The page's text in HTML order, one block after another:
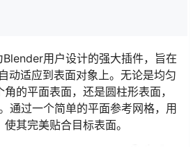
用户设计的强大插件，旨在
动适应到表面对象上。无论是均匀
的平面表面，还是圆柱形表面，
通过一个简单的平面参考网格，用
其完美贴合目标表面。